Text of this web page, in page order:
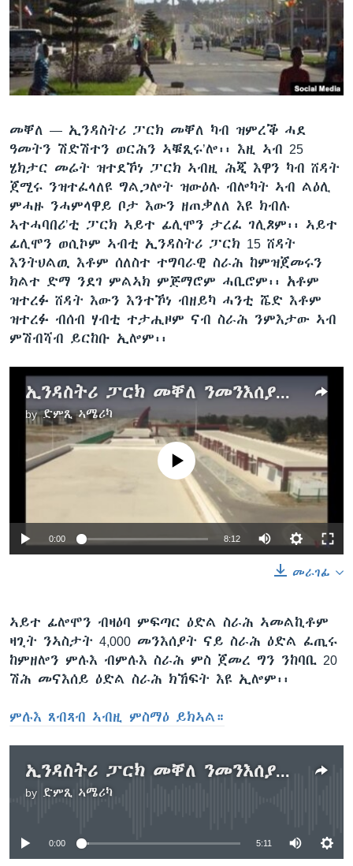
ቂሔ ጽልሚ
ቋንቋታት
መቐለ — ኢንዳስትሪ ፓርክ መቐለ ካብ ዝምረቕ ሓደ
ዓመትን ሽድሽተን ወርሕን ኣቑጺሩ’ሎ፡፡ እዚ ኣብ 25
ሄክታር መሬት ዝተደኾነ ፓርክ ኣብዚ ሕጂ እዋን ካብ ሸዳት
ጀሚሩ ንዝተፈላለዩ ግልጋሎት ዝውዕሉ ብሎካት ኣብ ልዕሊ
ምሓዙ ንሓምላዋይ ቦታ እውን ዘጠቃለለ እዩ ክብሉ
ኣተሓባበሪ’ቲ ፓርክ ኣይተ ፊሊሞን ታረፈ ገሊጾም፡፡ ኣይተ
ፊሊሞን ወሲኮም ኣብቲ ኢንዳስትሪ ፓርክ 15 ሸዳት
እንትህልዉ እቶም ሰለስተ ተግባራዊ ስራሕ ከምዝጀመሩን
ክልተ ድማ ንደገ ምልኣክ ምጅማሮም ሓቢሮም፡፡ አቶም
ዝተረፉ ሸዳት እውን እንተኾነ ብዘይካ ሓንቲ ሼድ እቶም
ዝተረፉ ብሰብ ሃብቲ ተታሒዞም ናብ ስራሕ ንምእታው ኣብ
ምሽብሻብ ይርከቡ ኢሎም፡፡
ኢንዳስትሪ ፓርክ መቐለ ንመንእሰያት ናይ ስራሕ ዕድል ይፈጥር ምህላው ተገሊጹ
byድምጺ ኣሜሪካ
No media source currently available
0:00 8:12
መራገፊ
ኣይተ ፊሎሞን ብዛዕባ ምፍጣር ዕድል ስራሕ ኣመልኪቶም
ዛጊት ንኣስታት 4,000 መንእሰያት ናይ ስራሕ ዕድል ፈጢሩ
ከምዘሎን ምሉእ ብምሉእ ስራሕ ምስ ጀመረ ግን ንከባቢ 20
ሽሕ መናእሰይ ዕድል ስራሕ ክኸፍት እዩ ኢሎም፡፡
ምሉእ ጸብጻብ ኣብዚ ምስማዕ ይክኣል።
ኢንዳስትሪ ፓርክ መቐለ ንመንእሰያት ናይ ስራሕ ዕድል ይፈጥር ምህላው ተገሊጹ
by ድምጺ ኣሜሪካ
No media source currently available
0:00 5:11